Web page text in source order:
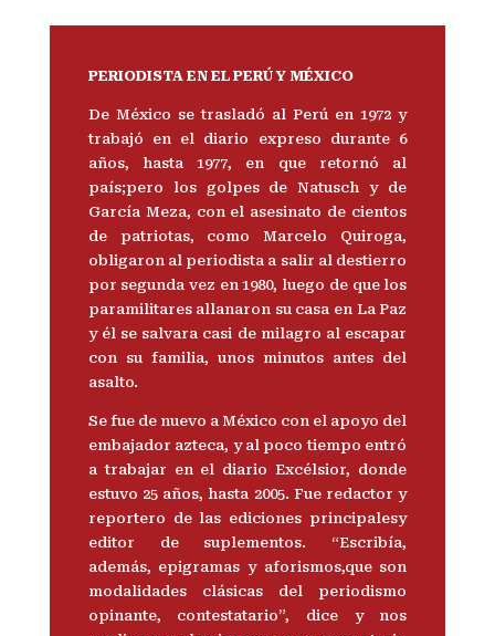
PERIODISTA EN EL PERÚ Y MÉXICO
De México se trasladó al Perú en 1972 y
trabajó en el diario expreso durante 6
años, hasta 1977, en que retornó al
país;pero los golpes de Natusch y de
García Meza, con el asesinato de cientos
de patriotas, como Marcelo Quiroga,
obligaron al periodista a salir al destierro
por segunda vez en 1980, luego de que los
paramilitares allanaron su casa en La Paz
y él se salvara casi de milagro al escapar
con su familia, unos minutos antes del
asalto.
Se fue de nuevo a México con el apoyo del
embajador azteca, y al poco tiempo entró
a trabajar en el diario Excélsior, donde
estuvo 25 años, hasta 2005. Fue redactor y
reportero de las ediciones principalesy
editor de suplementos. “Escribía,
además, epigramas y aforismos,que son
modalidades clásicas del periodismo
opinante, contestatario”, dice y nos